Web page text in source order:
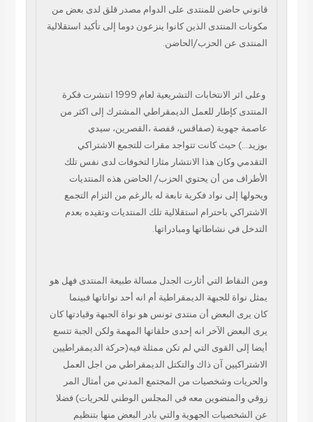
قانوني حاضن للمنتدى على الدوام مصدر قلق لدى بعض من
مكونات المنتدى الذين كانوا ينزعون دوما إلى تأكيد استقلالية
المنتدى عن الحزب/الحاضن.
وعلى اثر الانتخابات التشريعية لعام 1999 انتشرت فكرة
المنتدى كإطار للعمل الديمقراطي المشترك إلى اكثر من
عاصمة جهوية (صفاقس، قفصة ،القصرين، سيدي
بوزيد…) حيث كانت تتواجد مقرات للتجمع الاشتراكي
التقدمي وكان هذا الانتشار مثارا لتخوفات لدى نفس تلك
الأطراف من أن يحتوي الحزب/ الحاضن هذه المنتديات
ويحولها إلى نواد فكرية تابعة له بالرغم من التزام التجمع
الاشتراكي باحترام استقلالية تلك المنتديات وتقيده بعدم
التدخل في نشاطاتها ومبادراتها.
ومن النقاط التي أثارت الجدل مسالة طبيعة المنتدى فهل هو
يمثل نواة للجبهة الديمقراطية أم انه أحد نواتاتها فبينما
كان يرى البعض أن منتدى تونس هو نواة الجبهة وقيادتها كان
يرى البعض الآخر انه إحدى حلقاتها المهمة ولكن الجبة تتسع
أيضا إلى القوى التي لم تكن ممثلة فيه(حركة الديمقراطيين
الاشتراكيين آن ذاك والتكتل الديمقراطي من اجل العمل
والحريات وشخصيات من المجتمع المدني من أمثال المر
زوقي والمنضوين معه في المجلس الوطني للحريات) فضلا
عن الشخصيات الجهوية والتي بادر البعض منها بتنظيم